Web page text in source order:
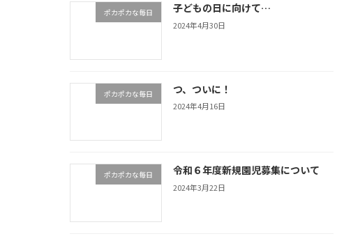
ポカポカな毎日 子どもの日に向けて…
2024年4月30日
ポカポカな毎日 つ、ついに！
2024年4月16日
ポカポカな毎日 令和６年度新規園児募集について
2024年3月22日